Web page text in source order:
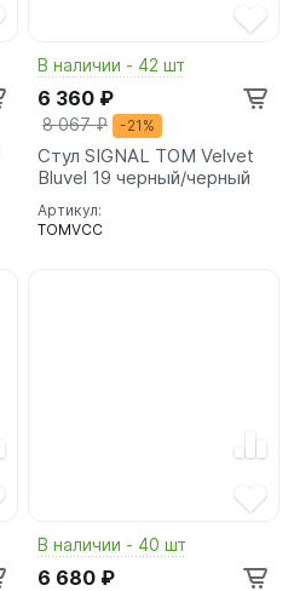
В наличии - 42 шт
6 360 ₽
8 067 ₽ -21%
Стул SIGNAL TOM Velvet
Bluvel 19 черный/черный
Артикул:
TOMVCC
В наличии - 40 шт
6 680 ₽